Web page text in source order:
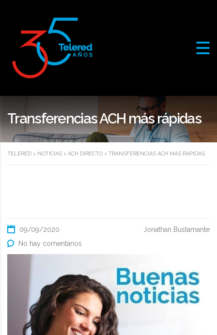
Transferencias ACH más rápidas
TELERED > NOTICIAS > ACH DIRECTO > TRANSFERENCIAS ACH MÁS RÁPIDAS
09/09/2020
Jonathan Bustamante
No hay comentarios